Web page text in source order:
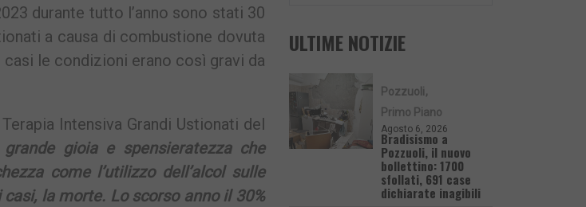
durante tutto l’anno sono stati 30
a causa di combustione dovuta
le condizioni erano così gravi da
Intensiva Grandi Ustionati del
gioia e spensieratezza che
come l’utilizzo dell’alcol sulle
la morte. Lo scorso anno il 30%
ULTIME NOTIZIE
Pozzuoli
Primo Piano
Agosto 6, 2026
Bradisismo a
Pozzuoli, il nuovo
bollettino: 1700
sfollati, 691 case
dichiarate inagibili